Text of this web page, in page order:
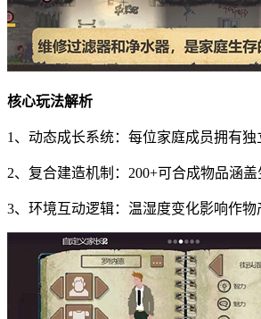
核心玩法解析
1、动态成长系统：每位家庭成员拥有
2、复合建造机制：200+可合成物品涵
3、环境互动逻辑：温湿度变化影响作